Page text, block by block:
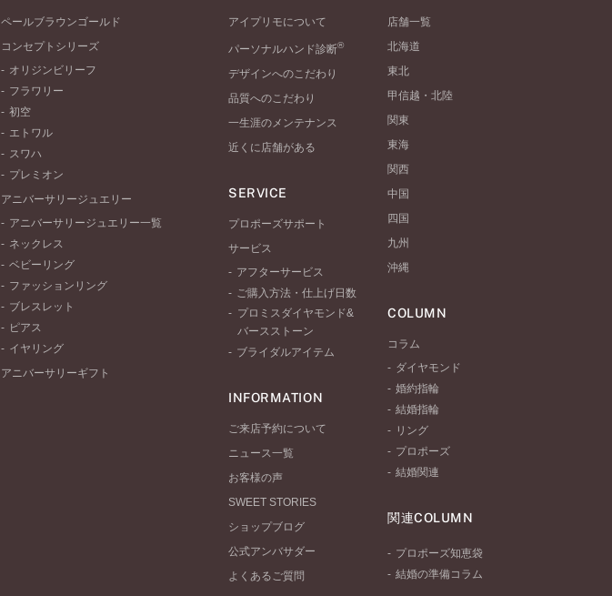
ペールブラウンゴールド
コンセプトシリーズ
オリジンビリーフ
フラワリー
初空
エトワル
スワハ
プレミオン
アニバーサリージュエリー
アニバーサリージュエリー一覧
ネックレス
ベビーリング
ファッションリング
ブレスレット
ピアス
イヤリング
アニバーサリーギフト
アイプリモについて
パーソナルハンド診断®
デザインへのこだわり
品質へのこだわり
一生涯のメンテナンス
近くに店舗がある
SERVICE
プロポーズサポート
サービス
アフターサービス
ご購入方法・仕上げ日数
プロミスダイヤモンド&
バースストーン
ブライダルアイテム
INFORMATION
ご来店予約について
ニュース一覧
お客様の声
SWEET STORIES
ショップブログ
公式アンバサダー
よくあるご質問
店舗一覧
北海道
東北
甲信越・北陸
関東
東海
関西
中国
四国
九州
沖縄
COLUMN
コラム
ダイヤモンド
婚約指輪
結婚指輪
リング
プロポーズ
結婚関連
関連COLUMN
プロポーズ知恵袋
結婚の準備コラム